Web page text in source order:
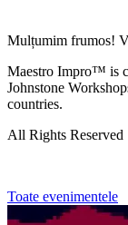
Mulțumim frumos!
Maestro Impro™ is
Johnstone
countries.
All Rights Reserved
Toate evenimentele